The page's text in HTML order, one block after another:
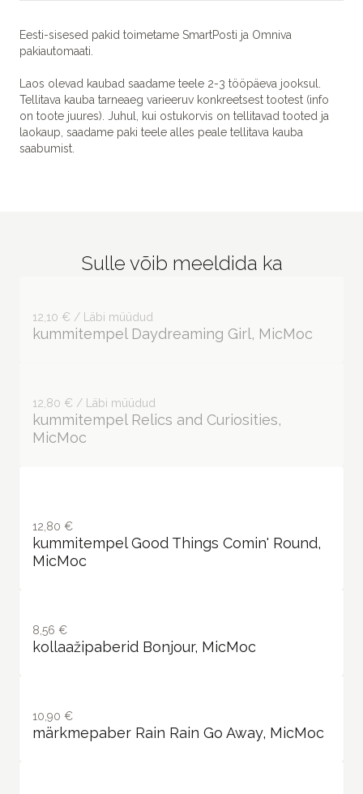
Eesti-sisesed pakid toimetame SmartPosti ja Omniva
pakiautomaati.
Laos olevad kaubad saadame teele 2-3 tööpäeva jooksul.
Tellitava kauba tarneaeg varieeruv konkreetsest tootest (info
on toote juures). Juhul, kui ostukorvis on tellitavad tooted ja
laokaup, saadame paki teele alles peale tellitava kauba
saabumist.
Sulle võib meeldida ka
12,10 € / Läbi müüdud
kummitempel Daydreaming Girl, MicMoc
12,80 € / Läbi müüdud
kummitempel Relics and Curiosities,
MicMoc
12,80 €
kummitempel Good Things Comin' Round,
MicMoc
8,56 €
kollaažipaberid Bonjour, MicMoc
10,90 €
märkmepaber Rain Rain Go Away, MicMoc